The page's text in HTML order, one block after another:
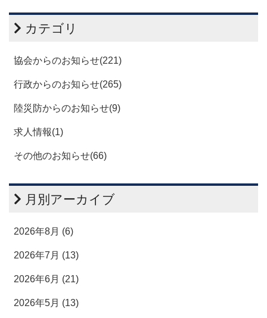
カテゴリ
協会からのお知らせ(221)
行政からのお知らせ(265)
陸災防からのお知らせ(9)
求人情報(1)
その他のお知らせ(66)
月別アーカイブ
2026年8月 (6)
2026年7月 (13)
2026年6月 (21)
2026年5月 (13)